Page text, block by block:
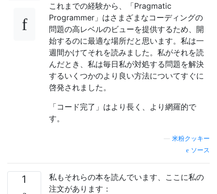
これまでの経験から、「Pragmatic
Programmer」はさまざまなコーディングの
問題の高レベルのビューを提供するため、開
始するのに最適な場所だと思います。私は一
週間かけてそれを読みました。私がそれを読
んだとき、私は毎日私が対処する問題を解決
するいくつかのより良い方法についてすぐに
啓発されました。
「コード完了」はより長く、より網羅的で
す。
米粉クッキー
ソース
1
私もそれらの本を読んでいます、ここに私の
注文があります：